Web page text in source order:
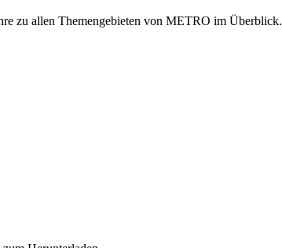
zu allen Themengebieten von METRO im Überblick.